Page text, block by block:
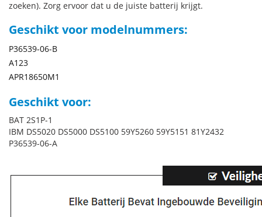
zoeken). Zorg ervoor dat u de juiste batterij krijgt.
Geschikt voor modelnummers:
P36539-06-B
A123
APR18650M1
Geschikt voor:
BAT 2S1P-1
IBM DS5020 DS5000 DS5100 59Y5260 59Y5151 81Y2432
P36539-06-A